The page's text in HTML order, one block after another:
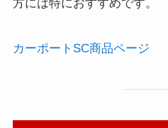
方には特におすすめです。
カーポートSC商品ページ